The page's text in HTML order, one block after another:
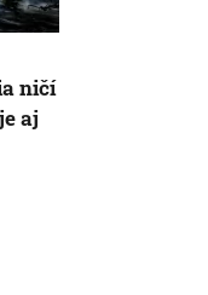
ničí
aj